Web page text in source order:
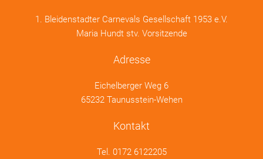
1. Bleidenstadter Carnevals Gesellschaft 1953 e.V.
Maria Hundt stv. Vorsitzende
Adresse
Eichelberger Weg 6
65232 Taunusstein-Wehen
Kontakt
Tel. 0172 6122205